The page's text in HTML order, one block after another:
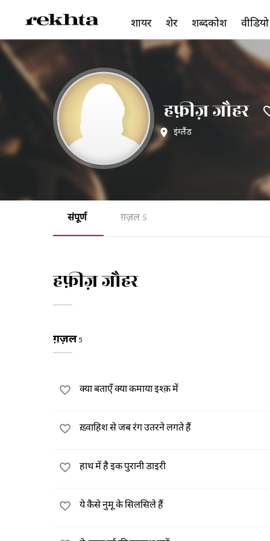
हफ़ीज़ जौहर
इंग्लैंड
संपूर्ण ग़ज़ल 5
हफ़ीज़ जौहर
ग़ज़ल5
क्या बताएँ क्या कमाया इश्क़ में
ख़्वाहिश से जब रंग उतरने लगते हैं
हाथ में है इक पुरानी डाइरी
ये कैसे नुमू के सिलसिले हैं
शायर शेर शब्दकोश वीडियो